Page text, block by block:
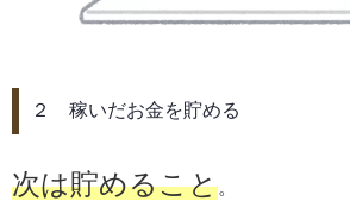
２ 稼いだお金を貯める
次は貯めること。